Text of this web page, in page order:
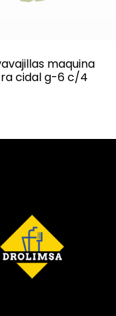
maquina
cidal g-6 c/4